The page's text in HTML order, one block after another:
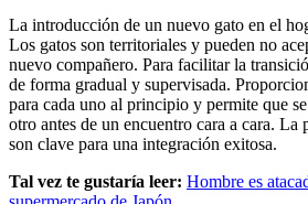
La introducción de un nuevo gato en el
Los gatos son territoriales y pueden no
nuevo compañero. Para facilitar la
de forma gradual y supervisada.
para cada uno al principio y permite que
otro antes de un encuentro cara a cara. La
son clave para una integración exitosa.
Tal vez te gustaría leer: Hombre es